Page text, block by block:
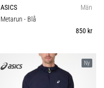
ASICS
Män
Metarun - Blå
850 kr
Ny